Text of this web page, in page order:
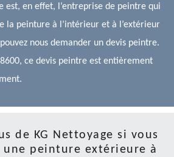
est, en effet, l’entreprise de peintre qui
la peinture à l’intérieur et à l’extérieur
nous demander un devis peintre.
ce devis peintre est entièrement
de KG Nettoyage si vous
peinture extérieure à